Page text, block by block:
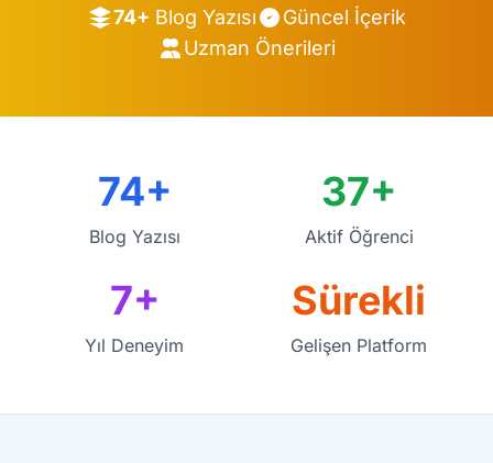
74+ Blog Yazısı
Güncel İçerik
Uzman Önerileri
74+
Blog Yazısı
37+
Aktif Öğrenci
7+
Yıl Deneyim
Sürekli
Gelişen Platform